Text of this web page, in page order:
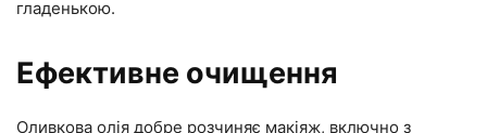
гладенькою.
Ефективне очищення
Оливкова олія добре розчиняє макіяж, включно з